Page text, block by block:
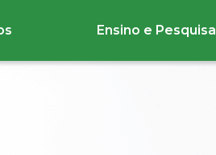
Ensino e Pesquisa